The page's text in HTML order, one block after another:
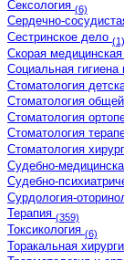
Сексология (6)
Сердечно-
Сестринское дело (1)
Скорая
Социальная
Стоматология
Стоматология
Стоматология
Стоматология
Стоматология
Судебно-
Судебно-
Сурдология-
Терапия (359)
Токсикология (6)
Торакальная